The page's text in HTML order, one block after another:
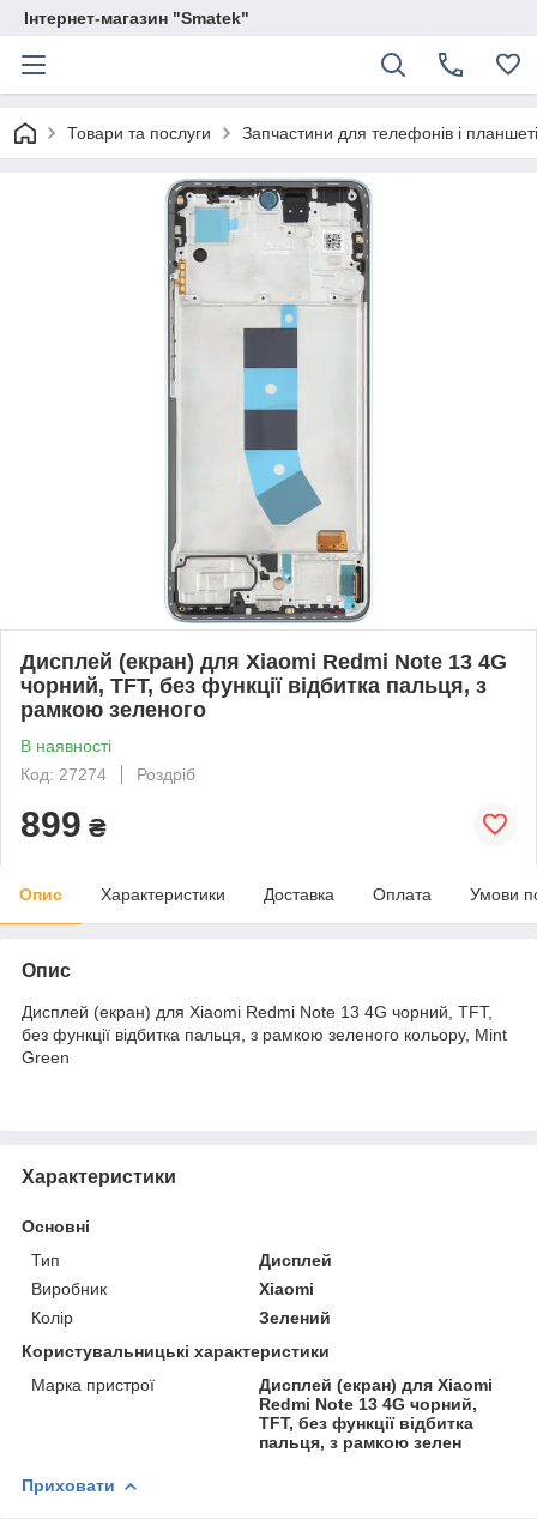
Інтернет-магазин "Smatek"
Товари та послуги Запчастини для телефонів і
Дисплей (екран) для Xiaomi Redmi Note 13 4G
чорний, TFT, без функції відбитка пальця, з
рамкою зеленого
В наявності
Код: 27274
Роздріб
899 ₴
Опис Характеристики Доставка Оплата Умови
Опис
Дисплей (екран) для Xiaomi Redmi Note 13 4G чорний, TFT,
без функції відбитка пальця, з рамкою зеленого кольору, Mint
Green
Характеристики
Основні
Тип
Дисплей
Виробник
Xiaomi
Колір
Зелений
Користувальницькі характеристики
Марка пристрої
Дисплей (екран) для Xiaomi
Redmi Note 13 4G чорний,
TFT, без функції відбитка
пальця, з рамкою зелен
Приховати